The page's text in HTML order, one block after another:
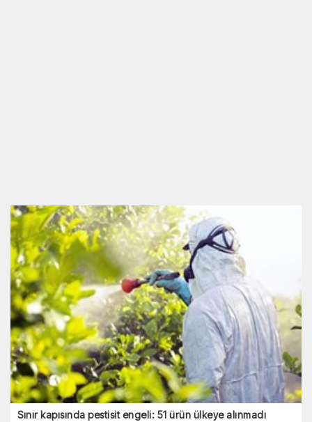
Sınır kapısında pestisit engeli: 51 ürün ülkeye alınmadı